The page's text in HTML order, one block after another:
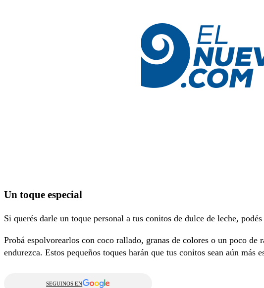
Un toque especial
Si querés darle un toque personal a tus conitos de dulce de leche,
Probá espolvorearlos con coco rallado, granas de colores o un poco de
endurezca. Estos pequeños toques harán que tus conitos sean aún más
SEGUINOS EN